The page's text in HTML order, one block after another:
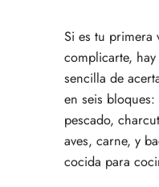
Si es tu primera
complicarte,
sencilla de
en seis
pescado,
aves, carne, y
cocida para